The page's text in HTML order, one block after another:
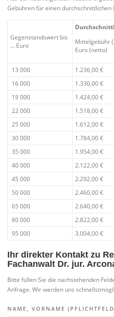
Gebühren für einen durchschnittlichen
Gegenstandswert bis
… Euro
Mittelgebühr
Euro (netto)
13 000 1.236,00 €
16 000
1.330,00 €
19 000
1.424,00 €
22 000
1.518,00 €
25 000
1.612,00 €
30 000
1.784,00 €
35 000
1.954,00 €
40 000
2.122,00 €
45 000
2.292,00 €
50 000
2.460,00 €
65 000
2.640,00 €
80 000
2.822,00 €
95 000
3.004,00 €
Ihr direkter Kontakt zu
Fachanwalt Dr. jur.
Bitte füllen Sie die nachstehenden
Anfrage. Wir werden uns
NAME, VORNAME